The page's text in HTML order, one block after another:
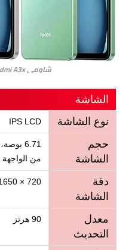
شاومي Redmi A3x
الشاشة
نوع الشاشة
IPS LCD
حجم
الشاشة
من الواجهة
دقة
الشاشة
720 × 1650 بكسل
معدل
التحديث
90 هرتز